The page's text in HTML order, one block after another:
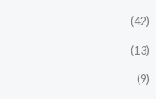
(42)
(13)
(9)